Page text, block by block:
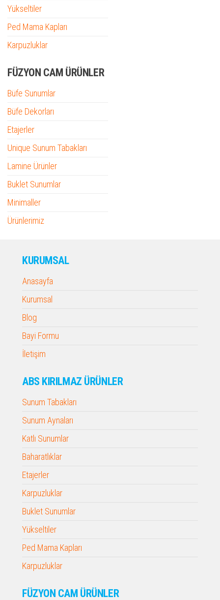
Yükseltiler
Ped Mama Kapları
Karpuzluklar
FÜZYON CAM ÜRÜNLER
Büfe Sunumlar
Büfe Dekorları
Etajerler
Unique Sunum Tabakları
Lamine Ürünler
Buklet Sunumlar
Minimaller
Ürünlerimiz
KURUMSAL
Anasayfa
Kurumsal
Blog
Bayi Formu
İletişim
ABS KIRILMAZ ÜRÜNLER
Sunum Tabakları
Sunum Aynaları
Katlı Sunumlar
Baharatlıklar
Etajerler
Karpuzluklar
Buklet Sunumlar
Yükseltiler
Ped Mama Kapları
Karpuzluklar
FÜZYON CAM ÜRÜNLER